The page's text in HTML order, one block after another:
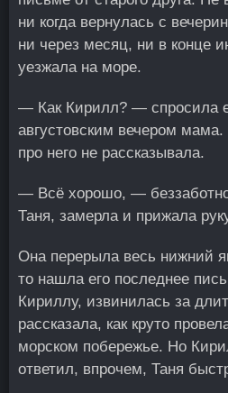
ни когда вернулась с
ни через месяц, ни в конце
уезжала на море.
— Как Кирилл? — спросила
августовским вечером
про него не рассказывала.
— Всё хорошо, —
Таня, замерла и прижала
Она перерыла весь нижний
то нашла его последнее
Кириллу, извинилась за
рассказала, как круто
морском побережье. Но
ответил, впрочем, Таня